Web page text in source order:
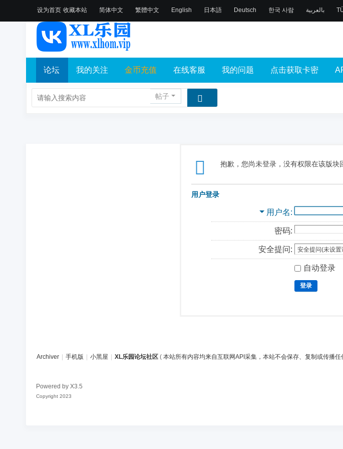
设为首页 收藏本站 简体中文 繁體中文 English 日本語 Deutsch 한국 사람 بالعربية
论坛 我的关注 金币充值 在线客服 我的问题 点击获取卡密
帖子
抱歉，您尚未登录，没有权限在该版块
用户登录
用户名
密码:
安全提问:
自动登录
登录
Archiver 手机版 小黑屋 XL乐园论坛社区 ( 本站所有内容均来自互联网API采集，本站不会保存、复制或传播
Powered by X3.5
Copyright 2023